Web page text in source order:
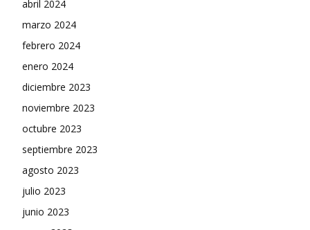
abril 2024
marzo 2024
febrero 2024
enero 2024
diciembre 2023
noviembre 2023
octubre 2023
septiembre 2023
agosto 2023
julio 2023
junio 2023